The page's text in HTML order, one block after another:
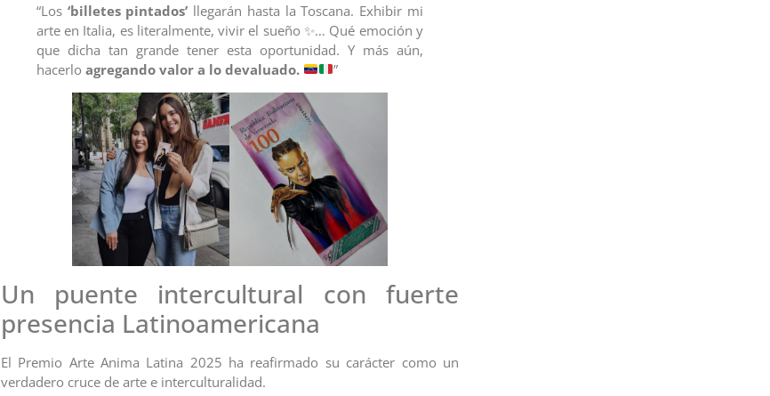
“Los ‘billetes pintados’ llegarán hasta la Toscana. Exhibir mi
arte en Italia, es literalmente, vivir el sueño ✨… Qué emoción y
que dicha tan grande tener esta oportunidad. Y más aún,
hacerlo agregando valor a lo devaluado. ”
Un puente intercultural con fuerte
presencia Latinoamericana
El Premio Arte Anima Latina 2025 ha reafirmado su carácter como un
verdadero cruce de arte e interculturalidad.